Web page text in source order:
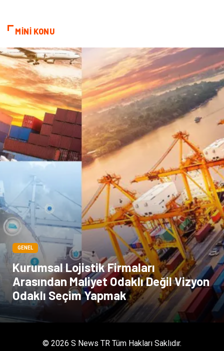
Cam sosyal
Kına Gecesi genel blog
Sigorta Veteriner
kadınlar ve takı sağlık
Spor Malzemeleri
MİNİ KONU
GENEL
Kurumsal Lojistik Firmaları
Arasından Maliyet Odaklı Değil Vizyon
Odaklı Seçim Yapmak
© 2026 S News TR Tüm Hakları Saklıdır.